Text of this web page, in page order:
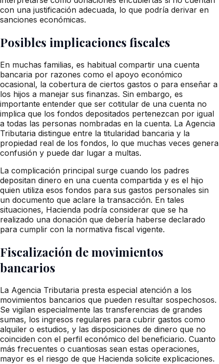
con una justificación adecuada, lo que podría derivar en
sanciones económicas.
Posibles implicaciones fiscales
En muchas familias, es habitual compartir una cuenta
bancaria por razones como el apoyo económico
ocasional, la cobertura de ciertos gastos o para enseñar a
los hijos a manejar sus finanzas. Sin embargo, es
importante entender que ser cotitular de una cuenta no
implica que los fondos depositados pertenezcan por igual
a todas las personas nombradas en la cuenta. La Agencia
Tributaria distingue entre la titularidad bancaria y la
propiedad real de los fondos, lo que muchas veces genera
confusión y puede dar lugar a multas.
La complicación principal surge cuando los padres
depositan dinero en una cuenta compartida y es el hijo
quien utiliza esos fondos para sus gastos personales sin
un documento que aclare la transacción. En tales
situaciones, Hacienda podría considerar que se ha
realizado una donación que debería haberse declarado
para cumplir con la normativa fiscal vigente.
Fiscalización de movimientos
bancarios
La Agencia Tributaria presta especial atención a los
movimientos bancarios que pueden resultar sospechosos.
Se vigilan especialmente las transferencias de grandes
sumas, los ingresos regulares para cubrir gastos como
alquiler o estudios, y las disposiciones de dinero que no
coinciden con el perfil económico del beneficiario. Cuanto
más frecuentes o cuantiosas sean estas operaciones,
mayor es el riesgo de que Hacienda solicite explicaciones.